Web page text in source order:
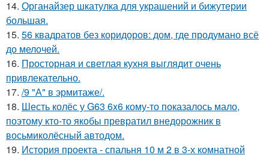
14. Органайзер шкатулка для украшений и бижутерии
большая.
15. 56 квадратов без коридоров: дом, где продумано всё
до мелочей.
16. Просторная и светлая кухня выглядит очень
привлекательно.
17. /9 "А" в эрмитаже/.
18. Шесть колёс у G63 6x6 кому-то показалось мало,
поэтому кто-то якобы превратил внедорожник в
восьмиколёсный автодом.
19. История проекта - спальня 10 м 2 в 3-х комнатной